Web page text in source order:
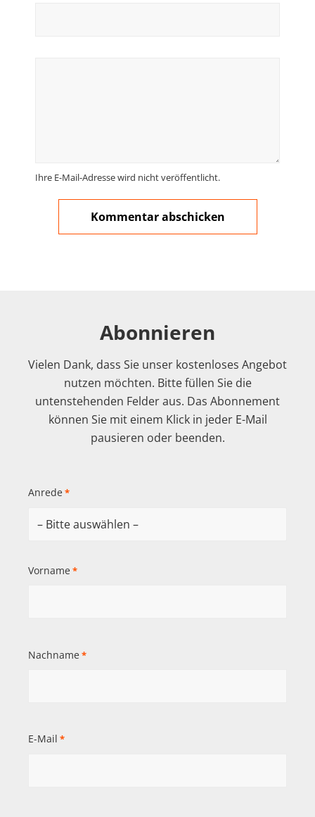
Ihre E-Mail-Adresse wird nicht veröffentlicht.
Abonnieren
Vielen Dank, dass Sie unser kostenloses Angebot
nutzen möchten. Bitte füllen Sie die
untenstehenden Felder aus. Das Abonnement
können Sie mit einem Klick in jeder E-Mail
pausieren oder beenden.
Anrede *
Vorname *
Nachname *
E-Mail *